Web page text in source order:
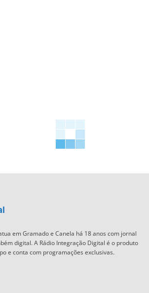
em Gramado e Canela há 18 anos com jornal
digital. A Rádio Integração Digital é o produto
e conta com programações exclusivas.